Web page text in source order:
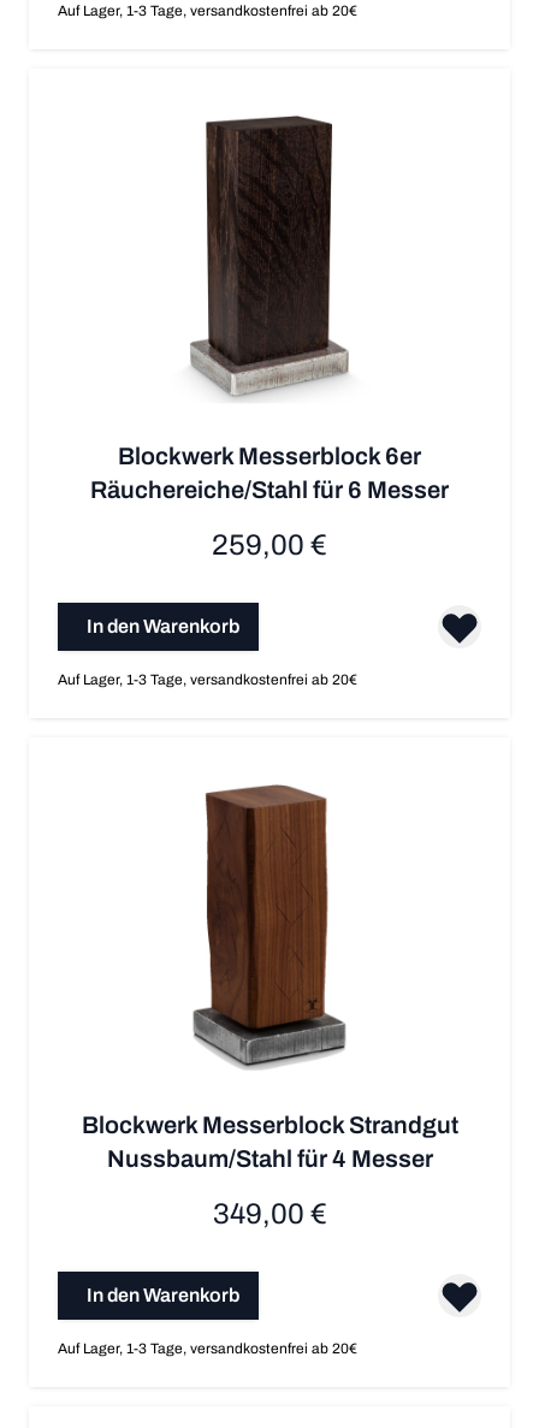
Auf Lager, 1-3 Tage, versandkostenfrei ab 20€
Blockwerk Messerblock 6er
Räuchereiche/Stahl für 6 Messer
259,00 €
In den Warenkorb
Auf Lager, 1-3 Tage, versandkostenfrei ab 20€
Blockwerk Messerblock Strandgut
Nussbaum/Stahl für 4 Messer
349,00 €
In den Warenkorb
Auf Lager, 1-3 Tage, versandkostenfrei ab 20€